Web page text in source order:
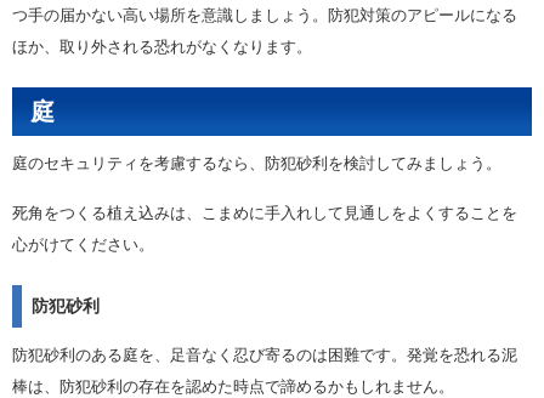
つ手の届かない高い場所を意識しましょう。防犯対策のアピールになる
ほか、取り外される恐れがなくなります。
庭
庭のセキュリティを考慮するなら、防犯砂利を検討してみましょう。
死角をつくる植え込みは、こまめに手入れして見通しをよくすることを
心がけてください。
防犯砂利
防犯砂利のある庭を、足音なく忍び寄るのは困難です。発覚を恐れる泥
棒は、防犯砂利の存在を認めた時点で諦めるかもしれません。